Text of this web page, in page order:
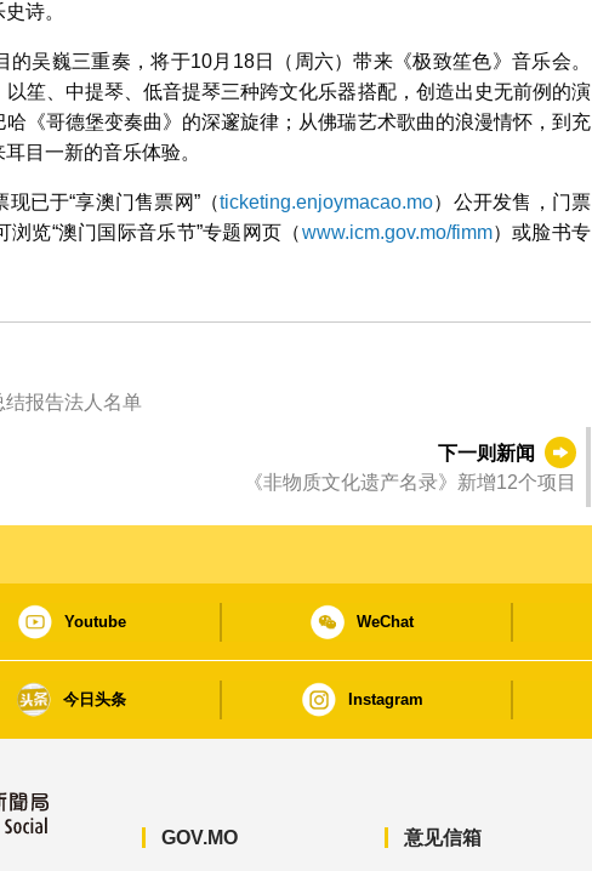
诗。
吴巍三重奏，将于10月18日（周六）带来《极致笙色》音乐会。
笙、中提琴、低音提琴三种跨文化乐器搭配，创造出史无前例的演
《哥德堡变奏曲》的深邃旋律；从佛瑞艺术歌曲的浪漫情怀，到充
目一新的音乐体验。
已于“享澳门售票网”（ticketing.enjoymacao.mo）公开发售，门票
览“澳门国际音乐节”专题网页（www.icm.gov.mo/fimm）或脸书专
报告法人名单
下一则新闻
《非物质文化遗产名录》新增12个项目
Youtube WeChat
今日头条 Instagram
GOV.MO 意见信箱